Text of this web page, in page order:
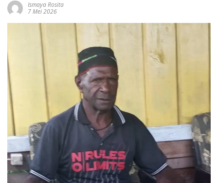
Ismaya Rosita
7 Mei 2026